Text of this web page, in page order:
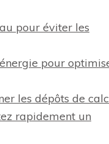
pour éviter les
pour
les dépôts de
rapidement un